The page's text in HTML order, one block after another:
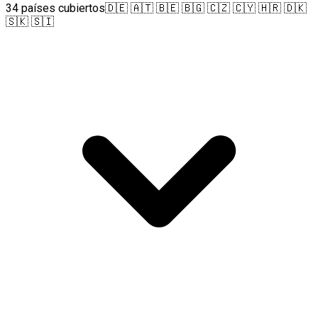
34 países cubiertos🇩🇪 🇦🇹 🇧🇪 🇧🇬 🇨🇿 🇨🇾 🇭🇷 🇩🇰
🇸🇰 🇸🇮